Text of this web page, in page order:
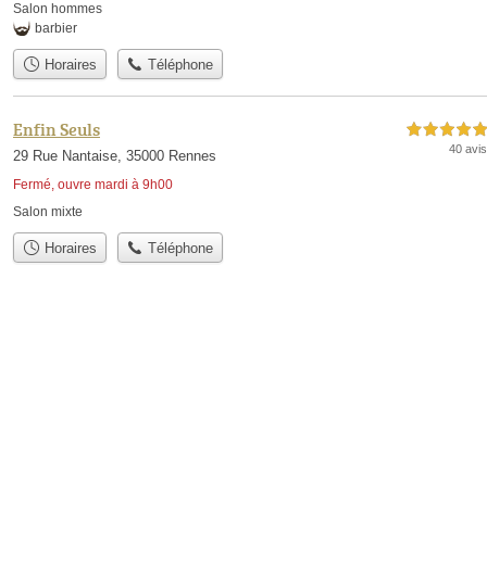
Salon hommes
barbier
Horaires Téléphone
Enfin Seuls
29 Rue Nantaise, 35000 Rennes
Fermé, ouvre mardi à 9h00
5,0 étoiles sur 5
40 avis
Salon mixte
Horaires Téléphone